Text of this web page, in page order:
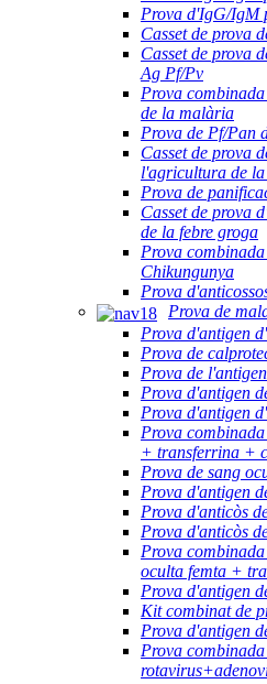
Prova d'IgG/IgM
Casset de prova
Casset de prova
Ag Pf/Pv
Prova
de la malària
Prova de Pf/Pan
Casset de prova
l'agricultura de
Prova de
Casset de prova
de la febre groga
Prova
Chikungunya
Prova
Prova de
Prova d'antigen
Prova de
Prova de
Prova d'antigen
Prova d'antigen
Prova
+ transferrina +
Prova de sang
Prova d'antigen
Prova d'anticòs
Prova d'anticòs
Prova
oculta femta +
Prova d'antigen
Kit combinat de
Prova d'antigen
Prova